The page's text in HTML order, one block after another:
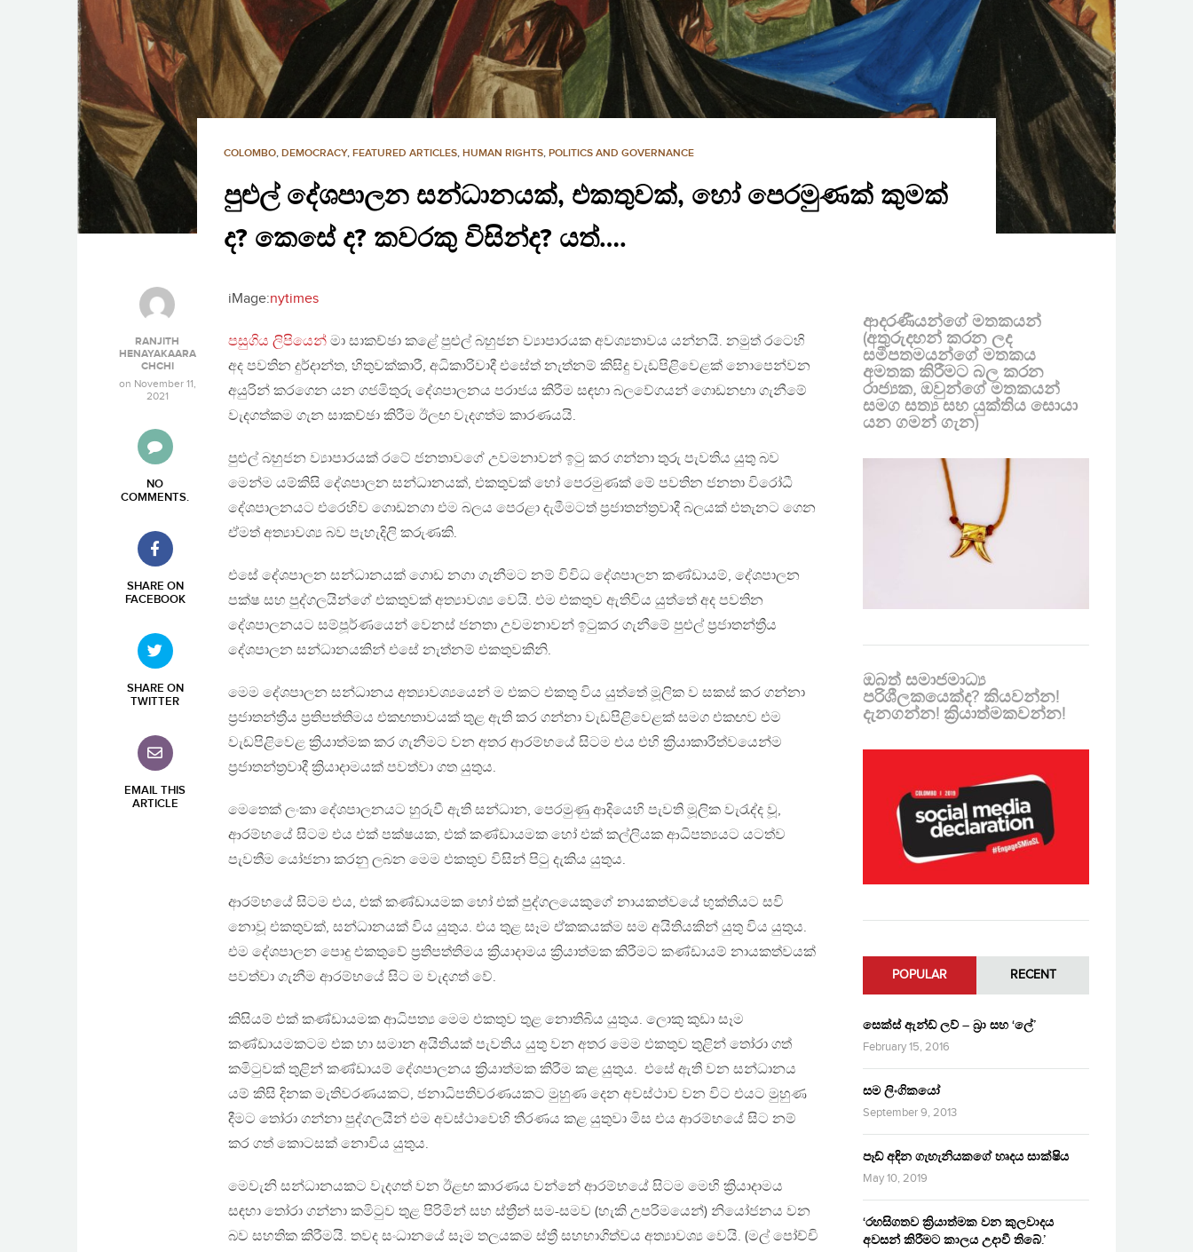
COLOMBO, DEMOCRACY, FEATURED ARTICLES, HUMAN RIGHTS, POLITICS AND GOVERNANCE
පුළුල් දේශපාලන සන්ධානයක්, එකතුවක්, හෝ පෙරමුණක් කුමක්
ද? කෙසේ ද? කවරකු විසින්ද? යත්….
RANJITH
HENAYAKAARA
CHCHI
on November 11,
2021
NO
COMMENTS.
SHARE ON
FACEBOOK
SHARE ON
TWITTER
EMAIL THIS
ARTICLE
iMage:nytimes
පසුගිය ලිපියෙන් මා සාකච්ඡා කළේ පුළුල් බහුජන ව්‍යාපාරයක අවශ්‍යතාවය යන්නයි. නමුත් රටෙහි
අද පවතින දුර්දාන්ත, හිතුවක්කාරී, අධිකාරිවාදී එසේත් නැත්නම් කිසිදු වැඩපිළිවෙළක් නොපෙන්වන
අයුරින් කරගෙන යන ගජමිතුරු දේශපාලනය පරාජය කිරීම සඳහා බලවේගයන් ගොඩනඟා ගැනීමේ
වැදගත්කම ගැන සාකච්ඡා කිරීම ඊලඟ වැදගත්ම කාරණයයි.
පුළුල් බහුජන ව්‍යාපාරයක් රටේ ජනතාවගේ උවමනාවන් ඉටු කර ගන්නා තුරු පැවතිය යුතු බව
මෙන්ම යම්කිසි දේශපාලන සන්ධානයක්, එකතුවක් හෝ පෙරමුණක් මේ පවතින ජනතා විරෝධී
දේශපාලනයට එරෙහිව ගොඩනගා එම බලය පෙරළා දැමීමටත් ප්‍රජාතන්ත්‍රවාදී බලයක් එතැනට ගෙන
ඒමත් අත්‍යාවශ්‍ය බව පැහැදිලි කරුණකි.
එසේ දේශපාලන සන්ධානයක් ගොඩ නගා ගැනීමට නම් විවිධ දේශපාලන කණ්ඩායම්, දේශපාලන
පක්ෂ සහ පුද්ගලයින්ගේ එකතුවක් අත්‍යාවශ්‍ය වෙයි. එම එකතුව ඇතිවිය යුත්තේ අද පවතින
දේශපාලනයට සම්පූර්ණයෙන් වෙනස් ජනතා උවමනාවන් ඉටුකර ගැනීමේ පුළුල් ප්‍රජාතන්ත්‍රීය
දේශපාලන සන්ධානයකින් එසේ නැත්නම් එකතුවකිනි.
මෙම දේශපාලන සන්ධානය අත්‍යාවශ්‍යයෙන් ම එකට එකතු විය යුත්තේ මූලික ව සකස් කර ගන්නා
ප්‍රජාතන්ත්‍රීය ප්‍රතිපත්තිමය එකඟතාවයක් තුළ ඇති කර ගන්නා වැඩපිළිවෙළක් සමග එකඟව එම
වැඩපිළිවෙළ ක්‍රියාත්මක කර ගැනීමට වන අතර ආරම්භයේ සිටම එය එහි ක්‍රියාකාරීත්වයෙන්ම
ප්‍රජාතන්ත්‍රවාදී ක්‍රියාදාමයක් පවත්වා ගත යුතුය.
මෙතෙක් ලංකා දේශපාලනයට හුරුවී ඇති සන්ධාන, පෙරමුණු ආදියෙහි පැවති මූලික වැරැද්ද වූ,
ආරම්භයේ සිටම එය එක් පක්ෂයක, එක් කණ්ඩායමක හෝ එක් කල්ලියක ආධිපත්‍යයට යටත්ව
පැවතීම යෝජනා කරනු ලබන මෙම එකතුව විසින් පිටු දැකිය යුතුය.
ආරම්භයේ සිටම එය, එක් කණ්ඩායමක හෝ එක් පුද්ගලයෙකුගේ නායකත්වයේ භුක්තියට සවි
නොවූ එකතුවක්, සන්ධානයක් විය යුතුය. එය තුළ සෑම ඒකකයක්ම සම අයිතියකින් යුතු විය යුතුය.
එම දේශපාලන පොදු එකතුවේ ප්‍රතිපත්තිමය ක්‍රියාදාමය ක්‍රියාත්මක කිරීමට කණ්ඩායම් නායකත්වයක්
පවත්වා ගැනීම ආරම්භයේ සිට ම වැදගත් වේ.
කිසියම් එක් කණ්ඩායමක ආධිපත්‍ය මෙම එකතුව තුළ නොතිබිය යුතුය. ලොකු කුඩා සෑම
කණ්ඩායමකටම එක හා සමාන අයිතියක් පැවතිය යුතු වන අතර මෙම එකතුව තුළින් තෝරා ගත්
කමිටුවක් තුළින් කණ්ඩායම් දේශපාලනය ක්‍රියාත්මක කිරීම කළ යුතුය. එසේ ඇති වන සන්ධානය
යම් කිසි දිනක මැතිවරණයකට, ජනාධිපතිවරණයකට මුහුණ දෙන අවස්ථාව වන විට එයට මුහුණ
දීමට තෝරා ගන්නා පුද්ගලයින් එම අවස්ථාවෙහි තීරණය කළ යුතුවා මිස එය ආරම්භයේ සිට නම්
කර ගත් කොටසක් නොවිය යුතුය.
මෙවැනි සන්ධානයකට වැදගත් වන ඊළඟ කාරණය වන්නේ ආරම්භයේ සිටම මෙහි ක්‍රියාදාමය
සඳහා තෝරා ගන්නා කමිටුව තුළ පිරිමින් සහ ස්ත්‍රීන් සම-සමව (හැකි උපරිමයෙන්) නියෝජනය වන
බව සහතික කිරීමයි. තවද සංධානයේ සෑම තලයකම ස්ත්‍රී සහභාගිත්වය අත්‍යාවශ්‍ය වෙයි. (මල් පෝච්චි
ආදරණීයන්ගේ මතකයන්
(අතුරුදහන් කරන ලද
සමීපතමයන්ගේ මතකය
අමතක කිරීමට බල කරන
රාජ්‍යක, ඔවුන්ගේ මතකයන්
සමග සත්‍ය සහ යුක්තිය සොයා
යන ගමන් ගැන)
ඔබත් සමාජමාධ්‍ය
පරිශීලකයෙක්ද? කියවන්න!
දැනගන්න! ක්‍රියාත්මකවන්න!
POPULAR RECENT
සෙක්ස් ඇන්ඩ් ලව් – බ්‍රා සහ ‘ලේ’
February 15, 2016
සම ලිංගිකයෝ
September 9, 2013
පෑඩ් අඳින ගැහැනියකගේ හෘදය සාක්ෂිය
May 10, 2019
‘රහසිගතව ක්‍රියාත්මක වන කුලවාදය
අවසන් කිරීමට කාලය උදාවී තිබේ.’